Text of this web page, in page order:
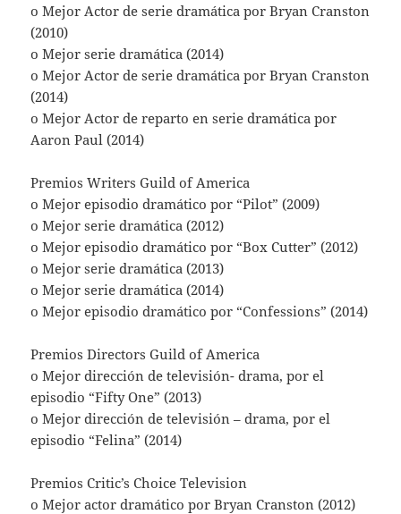
o Mejor Actor de serie dramática por Bryan Cranston
(2010)
o Mejor serie dramática (2014)
o Mejor Actor de serie dramática por Bryan Cranston
(2014)
o Mejor Actor de reparto en serie dramática por
Aaron Paul (2014)
Premios Writers Guild of America
o Mejor episodio dramático por “Pilot” (2009)
o Mejor serie dramática (2012)
o Mejor episodio dramático por “Box Cutter” (2012)
o Mejor serie dramática (2013)
o Mejor serie dramática (2014)
o Mejor episodio dramático por “Confessions” (2014)
Premios Directors Guild of America
o Mejor dirección de televisión- drama, por el
episodio “Fifty One” (2013)
o Mejor dirección de televisión – drama, por el
episodio “Felina” (2014)
Premios Critic’s Choice Television
o Mejor actor dramático por Bryan Cranston (2012)